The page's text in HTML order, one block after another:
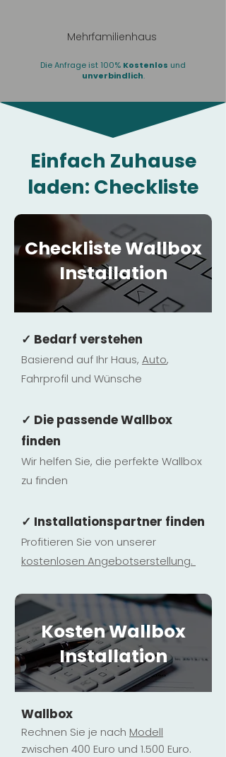
Mehrfamilienhaus
Die Anfrage ist 100% Kostenlos und
unverbindlich.
Einfach Zuhause
laden: Checkliste
Checkliste Wallbox
Installation
✓ Bedarf verstehen
Basierend auf Ihr Haus, Auto,
Fahrprofil und Wünsche
✓ Die passende Wallbox
finden
Wir helfen Sie, die perfekte Wallbox
zu finden
✓ Installationspartner finden
Profitieren Sie von unserer
kostenlosen Angebotserstellung.
Kosten Wallbox
Installation
Wallbox
Rechnen Sie je nach Modell
zwischen 400 Euro und 1.500 Euro.